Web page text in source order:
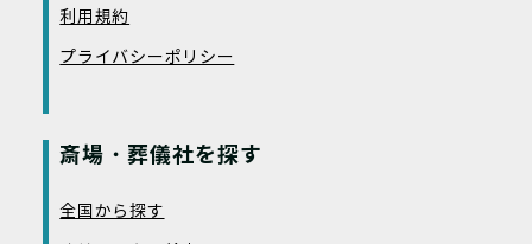
利用規約
プライバシーポリシー
斎場・葬儀社を探す
全国から探す